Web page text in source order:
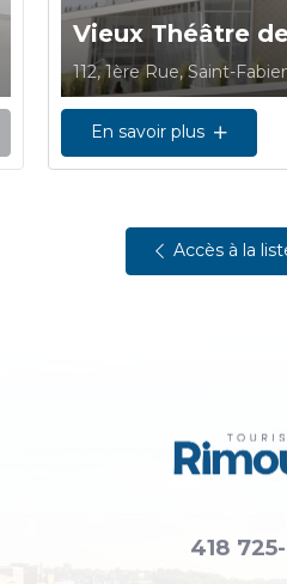
Vieux Théâtre
112, 1ère Rue, Saint-
En savoir plus
Accès à la
418